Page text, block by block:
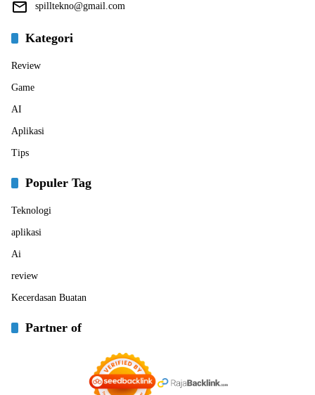
spilltekno@gmail.com
Kategori
Review
Game
AI
Aplikasi
Tips
Populer Tag
Teknologi
aplikasi
Ai
review
Kecerdasan Buatan
Partner of